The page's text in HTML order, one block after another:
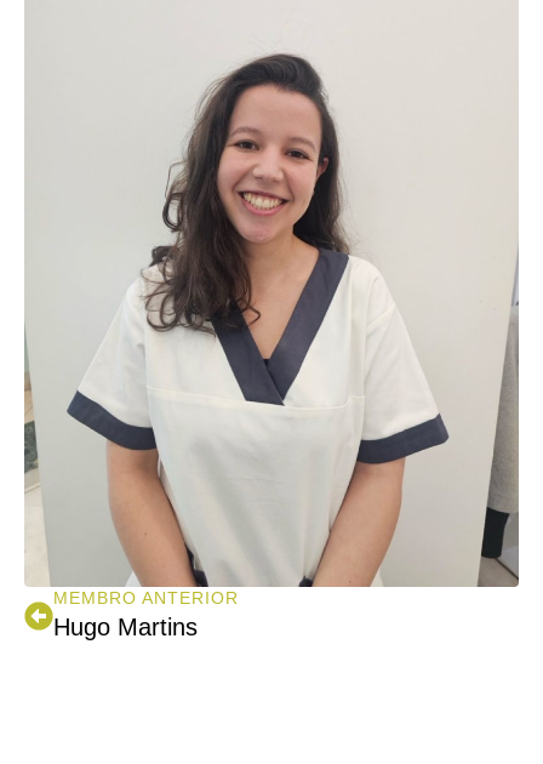
MEMBRO ANTERIOR
Hugo Martins